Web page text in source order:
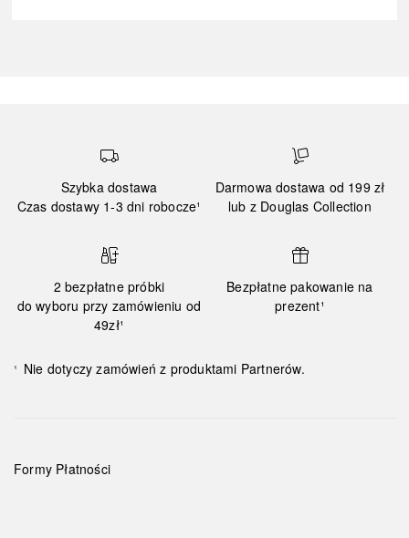
Szybka dostawa
Czas dostawy 1-3 dni robocze¹
Darmowa dostawa od 199 zł
lub z Douglas Collection
2 bezpłatne próbki
do wyboru przy zamówieniu od
49zł¹
Bezpłatne pakowanie na
prezent¹
¹ Nie dotyczy zamówień z produktami Partnerów.
Formy Płatności